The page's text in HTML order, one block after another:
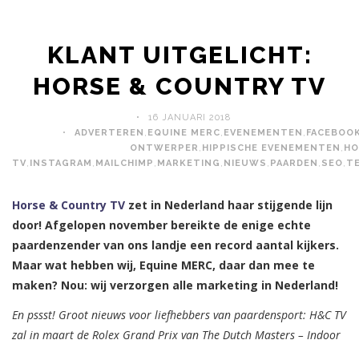
KLANT UITGELICHT:
HORSE & COUNTRY TV
16 JANUARI 2018
ADVERTEREN , EQUINE MERC, EVENEMENTEN ,
ONTWERPER , HIPPISCHE EVENEMENTEN ,
TV, INSTAGRAM , MAILCHIMP , MARKETING , NIEUWS , PAARDEN , SEO,
Horse & Country TV zet in Nederland haar stijgende lijn
door! Afgelopen november bereikte de enige echte
paardenzender van ons landje een record aantal kijkers.
Maar wat hebben wij, Equine MERC, daar dan mee te
maken? Nou: wij verzorgen alle marketing in Nederland!
En pssst! Groot nieuws voor liefhebbers van paardensport: H&C TV
zal in maart de Rolex Grand Prix van The Dutch Masters – Indoor